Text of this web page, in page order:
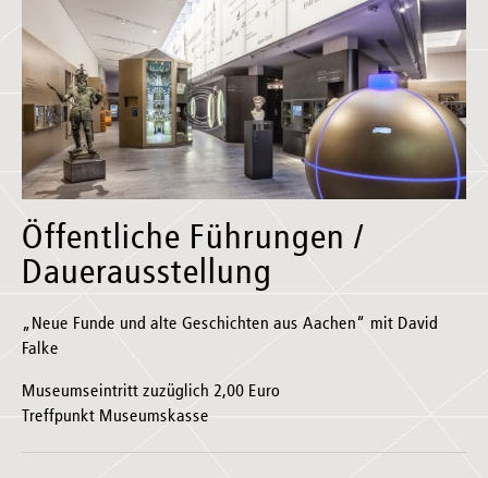
Öffentliche Führungen /
Dauerausstellung
„Neue Funde und alte Geschichten aus Aachen“ mit David
Falke
Museumseintritt zuzüglich 2,00 Euro
Treffpunkt Museumskasse